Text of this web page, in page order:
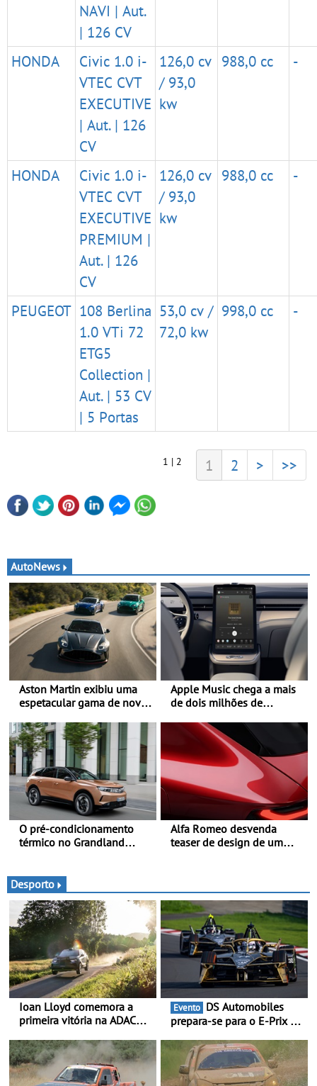
NAVI | Aut.
| 126 CV
HONDA
Civic 1.0 i-
VTEC CVT
EXECUTIVE
| Aut. | 126
CV
126,0 cv
/ 93,0
kw
988,0 cc -
HONDA
Civic 1.0 i-
VTEC CVT
EXECUTIVE
PREMIUM |
Aut. | 126
CV
126,0 cv
/ 93,0
kw
988,0 cc -
PEUGEOT 108 Berlina
1.0 VTi 72
ETG5
Collection |
Aut. | 53 CV
| 5 Portas
53,0 cv /
72,0 kw
998,0 cc -
1 | 2 1 2 > >>
AutoNews
Aston Martin exibiu uma
espetacular gama de novos
Festival of Speed 2026
Apple Music chega a mais
de dois milhões de
O pré-condicionamento
térmico no Grandland
nos dias quentes de verão
Alfa Romeo desvenda
teaser de design de um
trimestre de 2027
Desporto
Ioan Lloyd comemora a
primeira vitória na ADAC
Schönborn é a segunda
mulher a subir ao pódio na
Rally Cup
Evento
prepara-se para o E-Prix de
vai acolher duas corridas
noturnas, uma estreia para
no campeonato